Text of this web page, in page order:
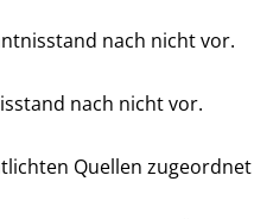
nach nicht vor.
nach nicht vor.
Quellen